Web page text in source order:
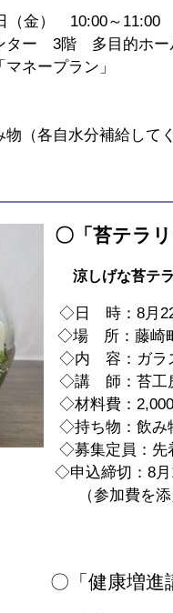
金） 10:00～11:00
ー 3階 多目的ホー
ープラン」
各自水分補給してく
〇「苔テラ
涼しげな苔テラ
◇日 時：8月22
◇場 所：藤崎町
◇内 容：ガラス
◇講 師：苔工
◇材料費：2,000
◇持ち物：飲み
◇募集定員：先
月17日（
お申し込
〇「健康増進